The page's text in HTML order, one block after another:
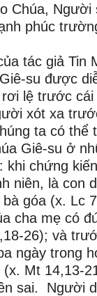
Chúa, Người
phúc
tác giả Tin
su được
lệ trước cái
xót xa
ta có thể
Giê-su ở
khi chứng
niên, là con
góa (x. Lc
cha mẹ có
26); và
ngày trong
(x. Mt 14,13-
sai. Người